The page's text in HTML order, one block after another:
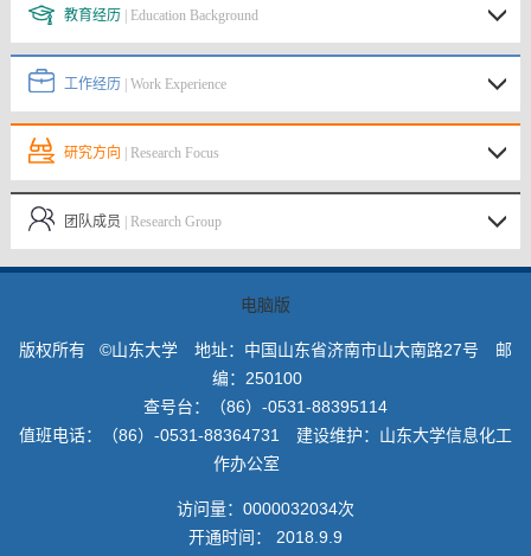
教育经历| Education Background
工作经历| Work Experience
研究方向 | Research Focus
团队成员 | Research Group
电脑版
版权所有 ©山东大学 地址：中国山东省济南市山大南路27号 邮
编：250100
查号台：（86）-0531-88395114
值班电话：（86）-0531-88364731 建设维护：山东大学信息化工
作办公室
访问量： 0000032034次
开通时间： 2018 9 9